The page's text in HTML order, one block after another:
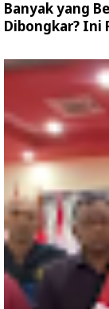
Banyak yang
Dibongkar? Ini